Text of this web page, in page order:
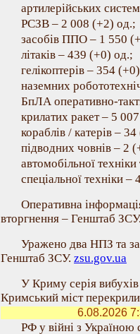
артилерійських
РСЗВ – 2 008 (+2) од.;
засобів ППО – 1 550
літаків – 439 (+0) од.;
гелікоптерів – 354
наземних
БпЛА оперативно-
крилатих ракет – 5
кораблів / катерів –
підводних човнів – 2
автомобільної
спеціальної техніки
Оперативна
вторгнення – Генштаб ЗСУ.
Уражено два НПЗ та
Генштаб ЗСУ. zsu.gov.ua
У Криму серія
Кримський міст
6.08.2026
РФ у війні з Україною